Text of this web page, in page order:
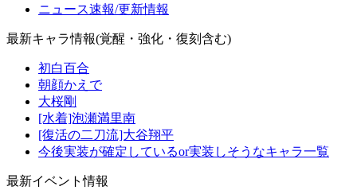
ニュース速報/更新情報
最新キャラ情報(覚醒・強化・復刻含む)
初白百合
朝顔かえで
大桜剛
[水着]泡瀬満里南
[復活の二刀流]大谷翔平
今後実装が確定しているor実装しそうなキャラ一覧
最新イベント情報